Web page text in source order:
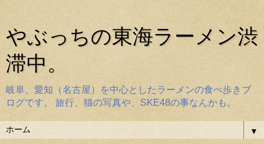
やぶっちの東海ラーメン渋
滞中。
岐阜、愛知（名古屋）を中心としたラーメンの食べ歩きブ
ログです。 旅行、猫の写真や、SKE48の事なんかも。
▼